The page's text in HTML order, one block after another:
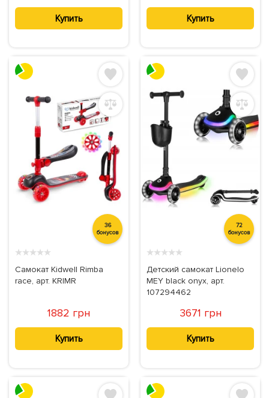
Купить Купить
36
бонусов
★★★★★
Самокат Kidwell Rimba
race, арт. KRIMR
1882 грн
Купить
72
бонусов
★★★★★
Детский самокат Lionelo
MEY black onyx, арт.
107294462
3671 грн
Купить